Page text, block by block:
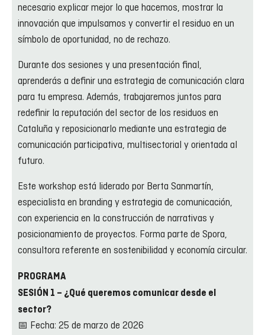
necesario explicar mejor lo que hacemos, mostrar la
innovación que impulsamos y convertir el residuo en un
símbolo de oportunidad, no de rechazo.
Durante dos sesiones y una presentación final,
aprenderás a definir una estrategia de comunicación clara
para tu empresa. Además, trabajaremos juntos para
redefinir la reputación del sector de los residuos en
Cataluña y reposicionarlo mediante una estrategia de
comunicación participativa, multisectorial y orientada al
futuro.
Este workshop está liderado por Berta Sanmartín,
especialista en branding y estrategia de comunicación,
con experiencia en la construcción de narrativas y
posicionamiento de proyectos. Forma parte de Spora,
consultora referente en sostenibilidad y economía circular.
PROGRAMA
SESIÓN 1 – ¿Qué queremos comunicar desde el
sector?
📅 Fecha: 25 de marzo de 2026